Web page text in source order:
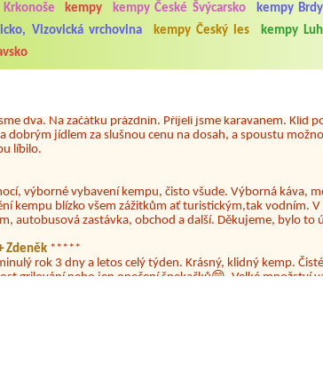
kempy kempy České Švýcarsko kempy Brdy
Vizovická vrchovina kempy Český les kempy
do 1.8. 2026. Kemp jako takový je pěkný. V umývárně i
není samozřejmost. V kempu je obchod a
hluk z repráků u stanů a absolutní bezohlednost ostatních
hrála jiná hudba.Kemp pěkný, ale takový rámus jsme ještě
dva. Na začátku prázdnin. Přijeli jsme karavanem. Klid
dobrým jídlem za slušnou cenu na dosah, a spoustu
líbilo.
výborné vybavení kempu, čisto všude. Výborná káva,
kempu blízko všem zážitkům ať turistickým,tak vodním. V
autobusová zastávka, obchod a další. Děkujeme, bylo to
Zdeněk*****
rok 3 dny a letos celý týden. Krásný, klidný kemp.
grilování nebo jen opečení špekačků😄. Velké množství